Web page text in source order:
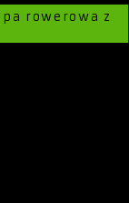
rowerowa z